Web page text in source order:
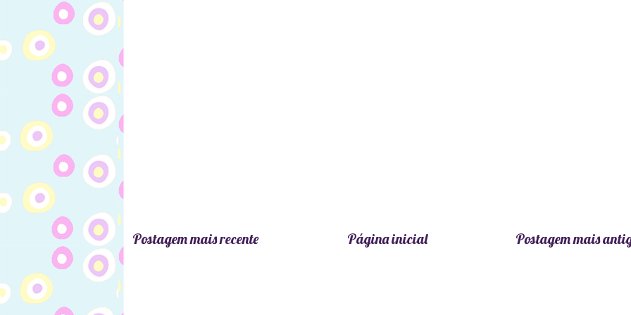
Postagem mais recente Postagem mais
Página inicial